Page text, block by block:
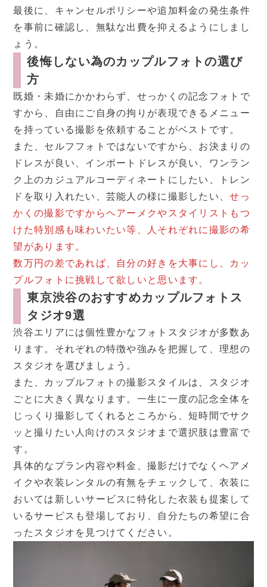
最後に、キャンセルポリシーや追加料金の発生条件
を事前に確認し、無駄な出費を抑えるようにしまし
ょう。
後悔しない為のカップルフォトの選び
方
既婚・未婚にかかわらず、せっかくの記念フォトで
すから、自由にご自身の拘りが表現できるメニュー
を持っている撮影を依頼することがベストです。
また、セルフフォトではないですから、お決まりの
ドレスが良い、インポートドレスが良い、ワンラン
ク上のカジュアルコーディネートにしたい、トレン
ドを取り入れたい、芸能人の様に撮影したい、せっ
かくの撮影ですからヘアーメクやスタイリストもつ
けた特別感も味わいたい等、人それぞれに撮影の希
望があります。
数万円の差であれば、自分の好きを大事にし、カッ
プルフォトに挑戦して欲しいと思います。
東京渋谷のおすすめカップルフォトス
タジオ9選
渋谷エリアには個性豊かなフォトスタジオが多数あ
ります。それぞれの特徴や強みを把握して、理想の
スタジオを選びましょう。
また、カップルフォトの撮影スタイルは、スタジオ
ごとに大きく異なります。一生に一度の記念全体を
じっくり撮影してくれるところから、短時間でサク
ッと撮りたい人向けのスタジオまで選択肢は豊富で
す。
具体的なプラン内容や料金、撮影だけでなくヘアメ
イクや衣装レンタルの有無をチェックして、衣装に
おいては新しいサービスに特化した衣装も提案して
いるサービスも登場しており、自分たちの希望に合
ったスタジオを見つけてください。